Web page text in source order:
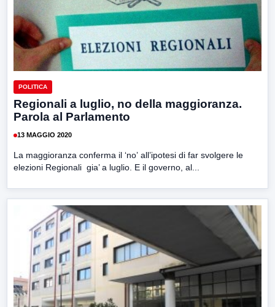
POLITICA
Regionali a luglio, no della maggioranza.
Parola al Parlamento
13 MAGGIO 2020
La maggioranza conferma il ‘no’ all’ipotesi di far svolgere le
elezioni Regionali gia’ a luglio. E il governo, al...